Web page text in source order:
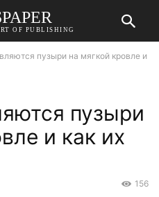
OF PUBLISHING
пузыри на мягкой кровле и
пузыри
и как их
156